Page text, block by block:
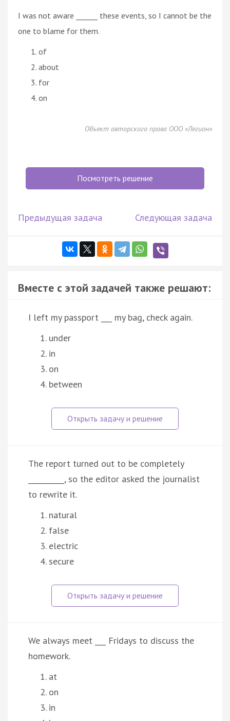
I was not aware ______ these events, so I cannot be the
one to blame for them.
of
about
for
on
Объект авторского права ООО «Легион»
Посмотреть решение
Предыдущая задача Следующая задача
Вместе с этой задачей также решают:
I left my passport ___ my bag, check again.
under
in
on
between
The report turned out to be completely
__________, so the editor asked the journalist
to rewrite it.
natural
false
electric
secure
We always meet ___ Fridays to discuss the
homework.
at
on
in